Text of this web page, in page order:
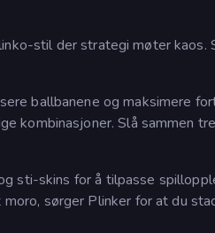
stil der strategi møter kaos.
ballbanene og maksimere
kombinasjoner. Slå sammen
sti-skins for å tilpasse
sørger Plinker for at du